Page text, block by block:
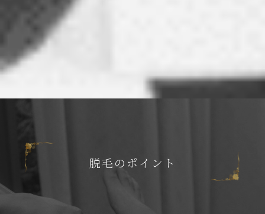
脱毛のポイント